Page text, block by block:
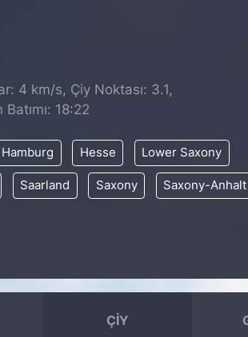
4 km/s, Çiy Noktası: 3.1,
18:22
Hamburg Hesse Lower Saxony
Saarland Saxony Saxony-Anhalt
ÇIY